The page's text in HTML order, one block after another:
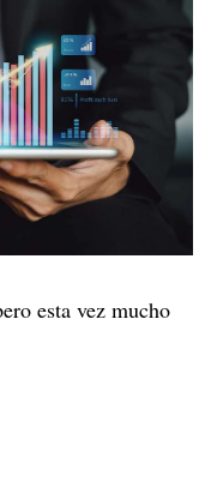
esta vez mucho